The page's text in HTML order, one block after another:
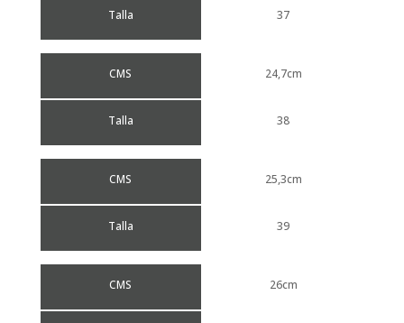
Talla 37
CMS
Talla
24,7cm
38
CMS
Talla
25,3cm
39
CMS 26cm